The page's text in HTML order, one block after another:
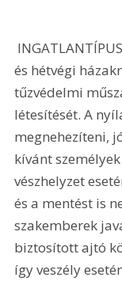
és hétvégi
tűzvédelmi
létesítését. A
megnehezíteni,
kívánt
vészhelyzet
és a mentést is
szakemberek
biztosított ajtó
így veszély